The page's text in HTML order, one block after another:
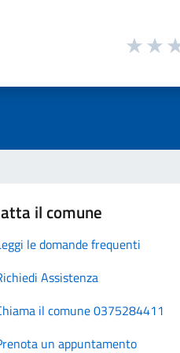
il comune
le domande frequenti
Assistenza
il comune 0375284411
un appuntamento